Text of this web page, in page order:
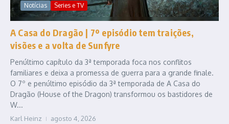
Notícias Series e TV
A Casa do Dragão | 7º episódio tem traições,
visões e a volta de Sunfyre
Penúltimo capítulo da 3ª temporada foca nos conflitos
familiares e deixa a promessa de guerra para a grande finale.
O 7º e penúltimo episódio da 3ª temporada de A Casa do
Dragão (House of the Dragon) transformou os bastidores de
W...
Karl Heinz agosto 4, 2026